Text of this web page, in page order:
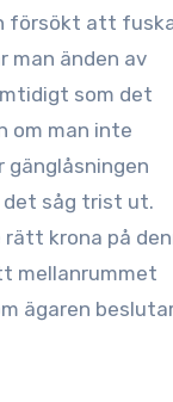
försökt att
man änden av
som det
om man inte
gänglåsningen
det såg trist ut.
rätt krona på
mellanrummet
ägaren